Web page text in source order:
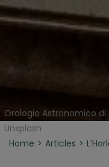
Orologio Astronomico
Unsplash
Home
Articles